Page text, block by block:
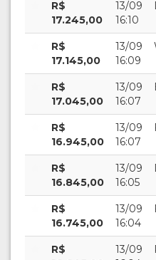
R$
17.245,00
13/09
16:10
R$
17.145,00
13/09
16:09
R$
17.045,00
13/09
16:07
R$
16.945,00
13/09
16:07
R$
16.845,00
13/09
16:05
R$
16.745,00
13/09
16:04
R$
13/09